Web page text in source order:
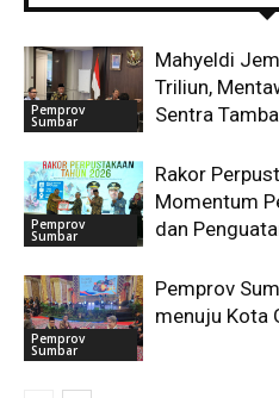
Pemprov
Sumbar
Mahyeldi
Triliun,
Sentra
Pemprov
Sumbar
Rakor
Momentum
dan
Pemprov
Sumbar
Pemprov
menuju Kota